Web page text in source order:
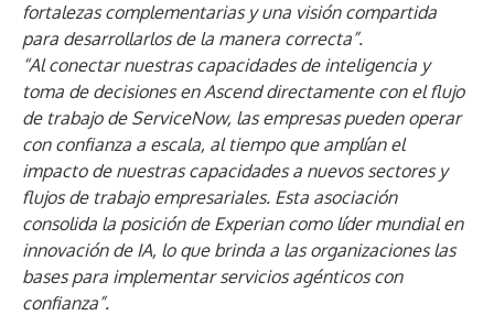
fortalezas complementarias y una visión compartida
para desarrollarlos de la manera correcta”.
“Al conectar nuestras capacidades de inteligencia y
toma de decisiones en Ascend directamente con el flujo
de trabajo de ServiceNow, las empresas pueden operar
con confianza a escala, al tiempo que amplían el
impacto de nuestras capacidades a nuevos sectores y
flujos de trabajo empresariales. Esta asociación
consolida la posición de Experian como líder mundial en
innovación de IA, lo que brinda a las organizaciones las
bases para implementar servicios agénticos con
confianza”.